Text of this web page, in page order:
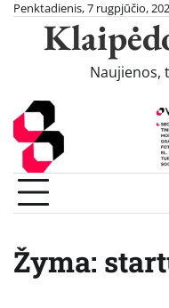
Skip
content
Penktadienis, 7 rugpjūčio,
Naujienos,
Žyma: